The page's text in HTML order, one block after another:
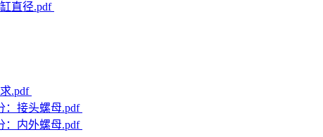
直径.pdf
.pdf
：接头螺母.pdf
：内外螺母.pdf